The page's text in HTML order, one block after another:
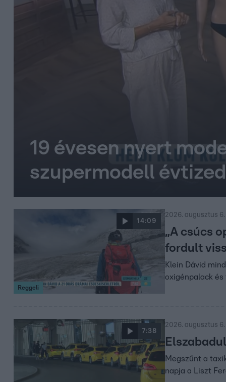
19 évesen nyert
szupermodell
14:09
Reggeli
2026. augusztus 6.
„A csúcs
fordult
Klein Dávid
oxigénpalack
7:38
2026. augusztus 6.
Megszűnt a
napja a Liszt